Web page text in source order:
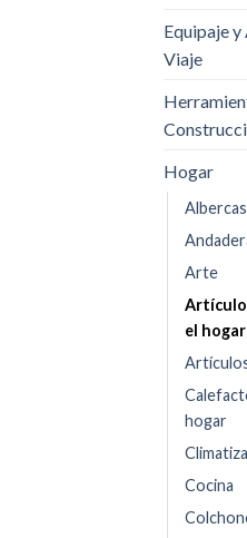
Equipaje
Viaje
Hogar
Albercas
Arte
el hogar
hogar
Cocina